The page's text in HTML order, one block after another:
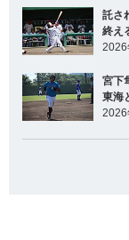
託さ
終え
2026
宮下
東海
2026